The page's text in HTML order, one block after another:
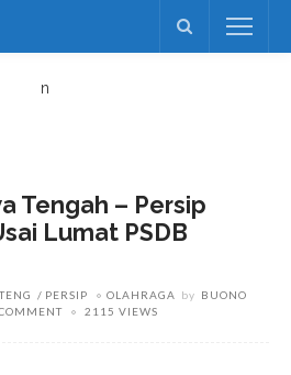
n
Tengah – Persip
Lumat PSDB
PERSIP OLAHRAGA by BUONO
2115 VIEWS